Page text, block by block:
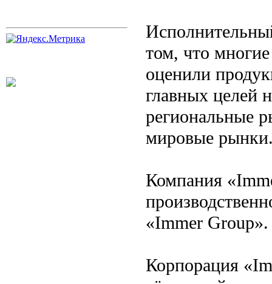
том, что
оценили
главных целей
региональные
мировые
Компания
«Immer Group».
Корпорация